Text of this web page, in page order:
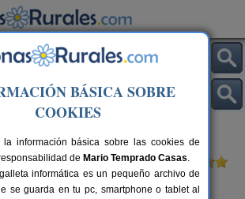
cerca de Campins
BÁSICA SOBRE
COOKIES
la información básica sobre las cookies de
de Mario Temprado Casas.
informática es un pequeño archivo de
se guarda en tu pc, smartphone o tablet al